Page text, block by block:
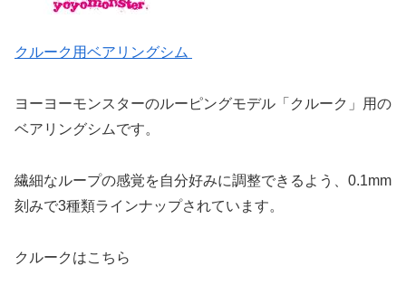
クルーク用ベアリングシム
ヨーヨーモンスターのルーピングモデル「クルーク」用の
ベアリングシムです。
繊細なループの感覚を自分好みに調整できるよう、0.1mm
刻みで3種類ラインナップされています。
クルークはこちら